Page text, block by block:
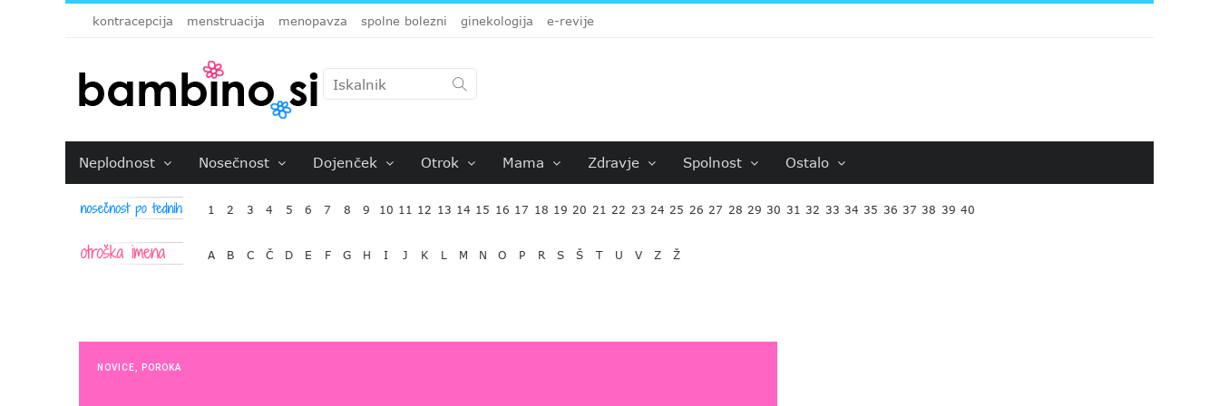
kontracepcija menstruacija menopavza spolne bolezni ginekologija e-revije
Neplodnost Nosečnost Dojenček Otrok Mama Zdravje Spolnost Ostalo
1 2 3 4 5 6 7 8 9 10 11 12 13 14 15 16 17 18 19 20 21 22 23 24 25 26 27 28 29 30 31 32 33 34 35 36 37 38 39 40
A B C Č D E F G H I J K L M N O P R S Š T U V Z Ž
NOVICE POROKA